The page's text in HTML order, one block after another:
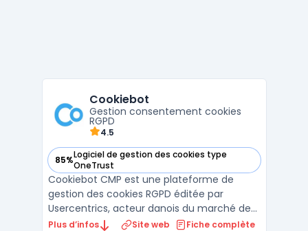
Cookiebot
Gestion consentement cookies
RGPD
4.5
85%Logiciel de gestion des cookies type
OneTrust
— voir Cookiebot dans cette catégorie
Cookiebot CMP est une plateforme de
gestion des cookies RGPD éditée par
Usercentrics, acteur danois du marché de
la conformité numérique. L'outil scanne
Plus d’infos Site web Fiche complète